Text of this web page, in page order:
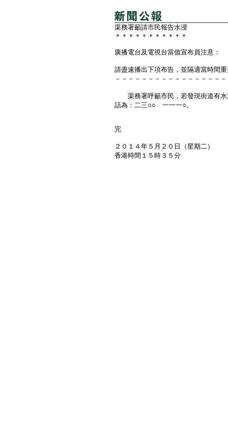
渠務署籲請市民報告水浸
＊＊＊＊＊＊＊＊＊＊＊
廣播電台及電視台當值宣布員注意：
請盡速播出下項布告，並隔適當時間
－－－－－－－－－－－－－－－－
渠務署呼籲市民，若發現街道有水
話為：二三○○ 一一一○。
完
２０１４年５月２０日（星期二）
香港時間１５時３５分